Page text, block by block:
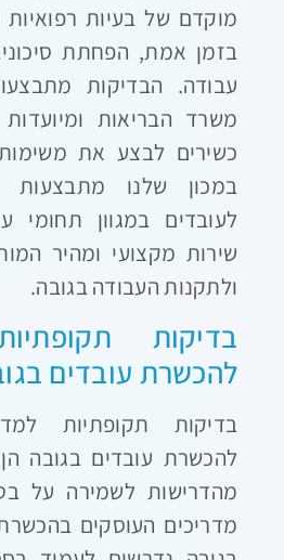
מוקדם של בעיות
בזמן אמת, הפחתת
עבודה. הבדיקות
משרד הבריאות
כשירים לבצע את
במכון שלנו מתבצעות
לעובדים במגוון תחומי
שירות מקצועי ומהיר
ולתקנות העבודה בגובה.
בדיקות
להכשרת עובדים
בדיקות תקופתיות
להכשרת עובדים בגובה
מהדרישות לשמירה על
מדריכים העוסקים